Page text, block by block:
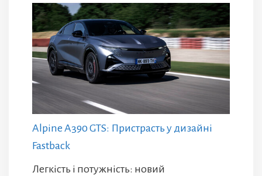
Alpine A390 GTS: Пристрасть у дизайні
Fastback
Легкість і потужність: новий